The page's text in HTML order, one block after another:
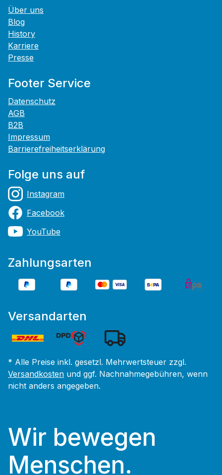
Über uns
Blog
History
Karriere
Presse
Footer Service
Datenschutz
AGB
B2B
Impressum
Barrierefreiheitserklärung
Folge uns auf
Instagram
Facebook
YouTube
Zahlungsarten
Versandarten
* Alle Preise inkl. gesetzl. Mehrwertsteuer zzgl.
Versandkosten und ggf. Nachnahmegebühren, wenn
nicht anders angegeben.
Wir bewegen
Menschen.